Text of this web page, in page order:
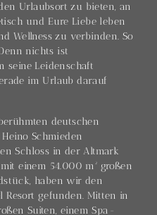
Urlaubsort zu bieten, an
und Eure Liebe leben
Wellness zu verbinden. So
nichts ist
seine Leidenschaft
im Urlaub darauf
deutschen
Schmieden
Schloss in der Altmark
einem 54.000 m² großen
haben wir den
Resort gefunden. Mitten in
Suiten, einem Spa-